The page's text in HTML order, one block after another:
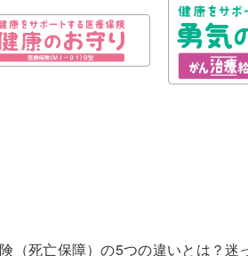
（死亡保障）の5つの違いとは？迷